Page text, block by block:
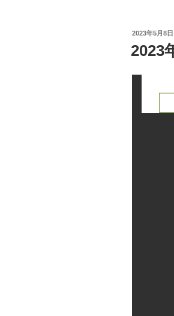
投
日:
2023年5月8日
2023